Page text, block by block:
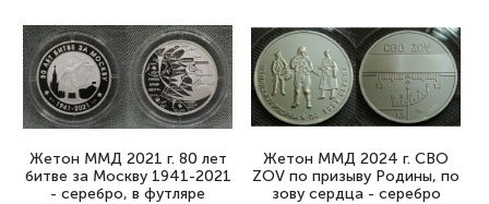
Жетон ММД 2021 г. 80 лет
битве за Москву 1941-2021
- серебро, в футляре
Жетон ММД 2024 г. СВО
ZOV по призыву Родины, по
зову сердца - серебро